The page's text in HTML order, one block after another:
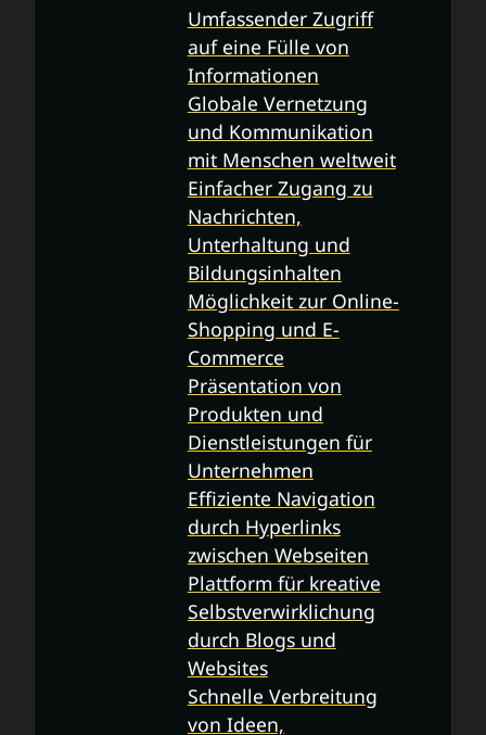
Umfassender Zugriff
auf eine Fülle von
Informationen
Globale Vernetzung
und Kommunikation
mit Menschen weltweit
Einfacher Zugang zu
Nachrichten,
Unterhaltung und
Bildungsinhalten
Möglichkeit zur Online-
Shopping und E-
Commerce
Präsentation von
Produkten und
Dienstleistungen für
Unternehmen
Effiziente Navigation
durch Hyperlinks
zwischen Webseiten
Plattform für kreative
Selbstverwirklichung
durch Blogs und
Websites
Schnelle Verbreitung
von Ideen,